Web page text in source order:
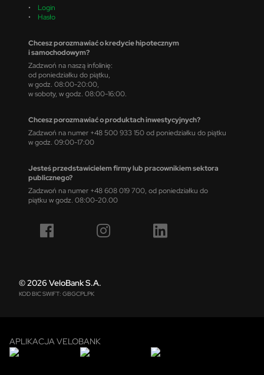
• Login
• Hasło
Chcesz porozmawiać o kredycie hipotecznym
i samochodowym?
Zadzwoń na naszą infolinię:
od poniedziałku do piątku,
w godz. 08:00-20:00,
w soboty, w godz. 08:00-16:00.
Chcesz porozmawiać o produktach inwestycyjnych?
Zadzwoń na numer +48 500 933 150 od poniedziałku do piątku
w godz. 09:00-17:00
Jesteś przedstawicielem firmy lub pracownikiem sektora
publicznego?
Zadzwoń na numer +48 608 019 700, od poniedziałku do
piątku w godz. 08:00-20.00
© 2026 VeloBank S.A.
KOD BIC SWIFT: GBGCPLPK
APLIKACJA VELOBANK